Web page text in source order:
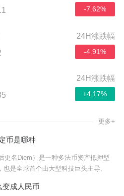
-7.62%
24H涨跌幅
-4.91%
24H涨跌幅
+4.17%
更多+
币是哪种
更名Diem）是一种多法币资产抵押型
也是全球首个由大型科技巨头主导、
变成人民币